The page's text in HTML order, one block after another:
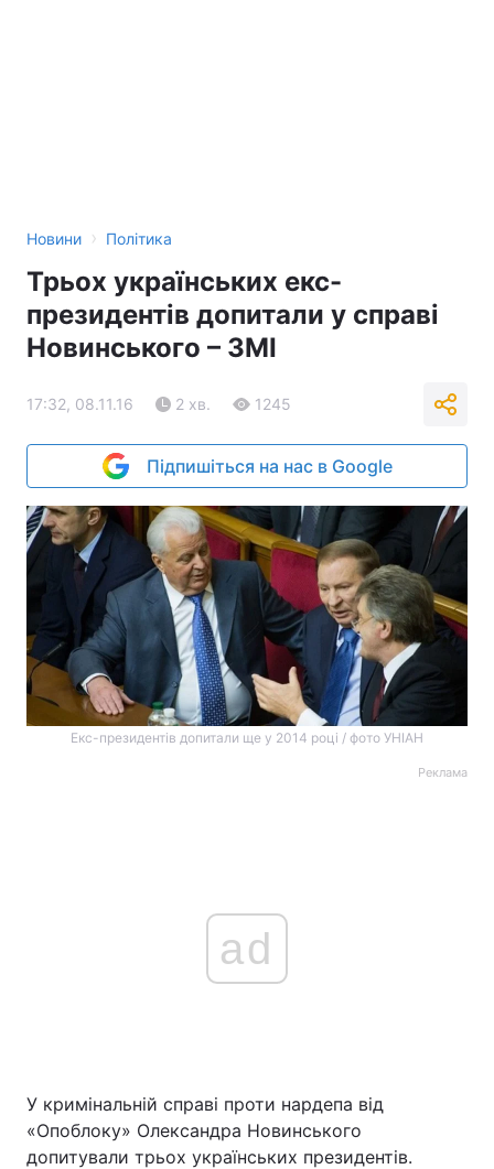
Новини › Політика
Трьох українських екс-
президентів допитали у справі
Новинського – ЗМІ
17:32, 08.11.16 2 хв. 1245
Підпишіться на нас в Google
Екс-президентів допитали ще у 2014 році / фото УНІАН
Реклама
ad
У кримінальній справі проти нардепа від
«Опоблоку» Олександра Новинського
допитували трьох українських президентів.